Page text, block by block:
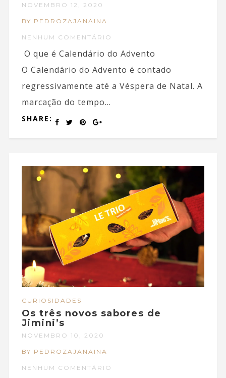
NOVEMBRO 12, 2020
BY PEDROZAJANAINA
NENHUM COMENTÁRIO
O que é Calendário do Advento
O Calendário do Advento é contado
regressivamente até a Véspera de Natal. A
marcação do tempo...
SHARE:
CURIOSIDADES
Os três novos sabores de
Jimini’s
NOVEMBRO 10, 2020
BY PEDROZAJANAINA
NENHUM COMENTÁRIO